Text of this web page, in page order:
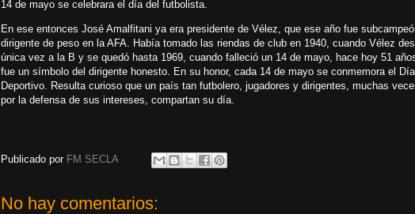
14 de mayo se celebrara el día del futbolista.
En ese entonces José Amalfitani ya era presidente de Vélez, que ese año fue
dirigente de peso en la AFA. Había tomado las riendas de club en 1940, cuando Vélez
única vez a la B y se quedó hasta 1969, cuando falleció un 14 de mayo, hace hoy 51
fue un símbolo del dirigente honesto. En su honor, cada 14 de mayo se conmemora el
Deportivo. Resulta curioso que un país tan futbolero, jugadores y dirigentes, muchas
por la defensa de sus intereses, compartan su día.
Publicado por FM SECLA
No hay comentarios: